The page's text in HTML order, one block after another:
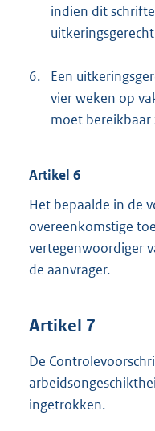
indien dit
6.
Een
vier weken op
moet bereikbaar
Artikel 6
Het bepaalde in de
overeenkomstige
vertegenwoordiger
de aanvrager.
Artikel 7
De
ingetrokken.